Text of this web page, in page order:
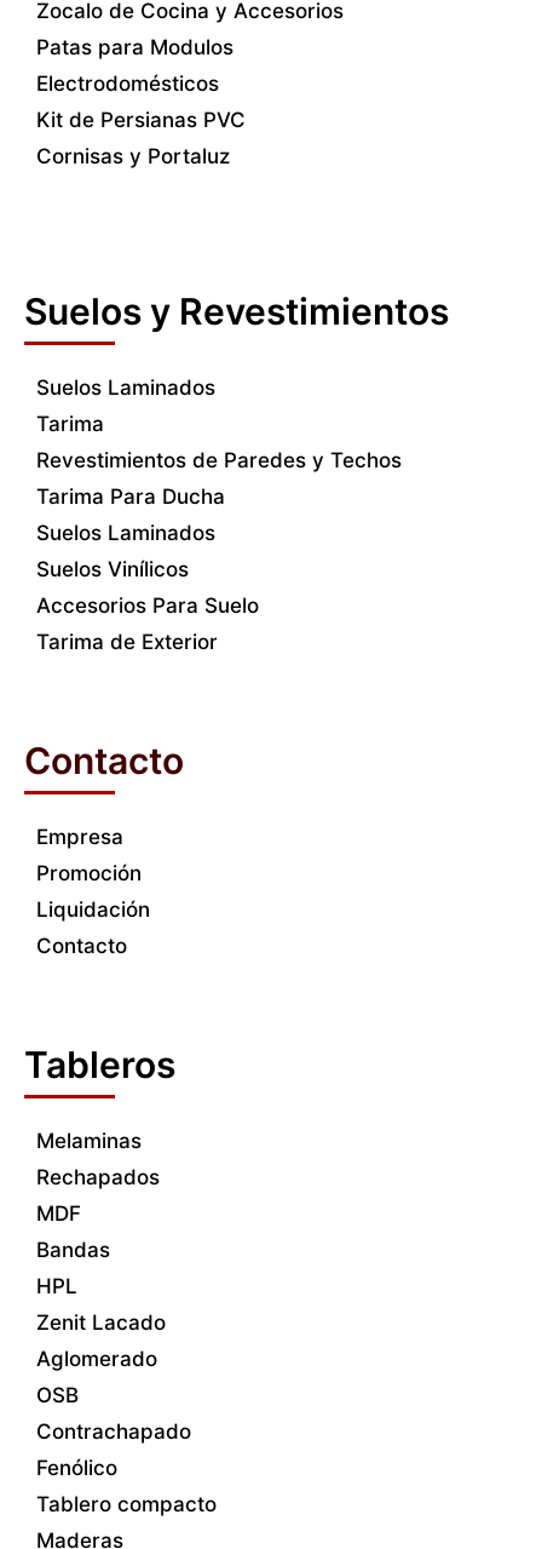
Zocalo de Cocina y Accesorios
Patas para Modulos
Electrodomésticos
Kit de Persianas PVC
Cornisas y Portaluz
Suelos y Revestimientos
Suelos Laminados
Tarima
Revestimientos de Paredes y Techos
Tarima Para Ducha
Suelos Laminados
Suelos Vinílicos
Accesorios Para Suelo
Tarima de Exterior
Contacto
Empresa
Promoción
Liquidación
Contacto
Tableros
Melaminas
Rechapados
MDF
Bandas
HPL
Zenit Lacado
Aglomerado
OSB
Contrachapado
Fenólico
Tablero compacto
Maderas